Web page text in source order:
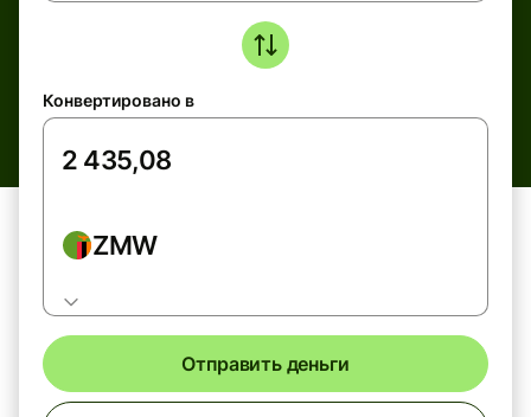
Конвертировано в
ZMW
Отправить деньги